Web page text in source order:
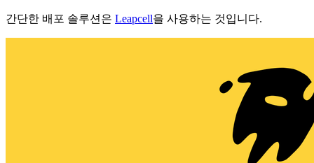
간단한 배포 솔루션은 Leapcell을 사용하는 것입니다.